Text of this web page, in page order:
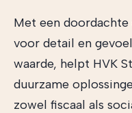
Met een
voor detail en
waarde, helpt HVK
duurzame
zowel fiscaal als